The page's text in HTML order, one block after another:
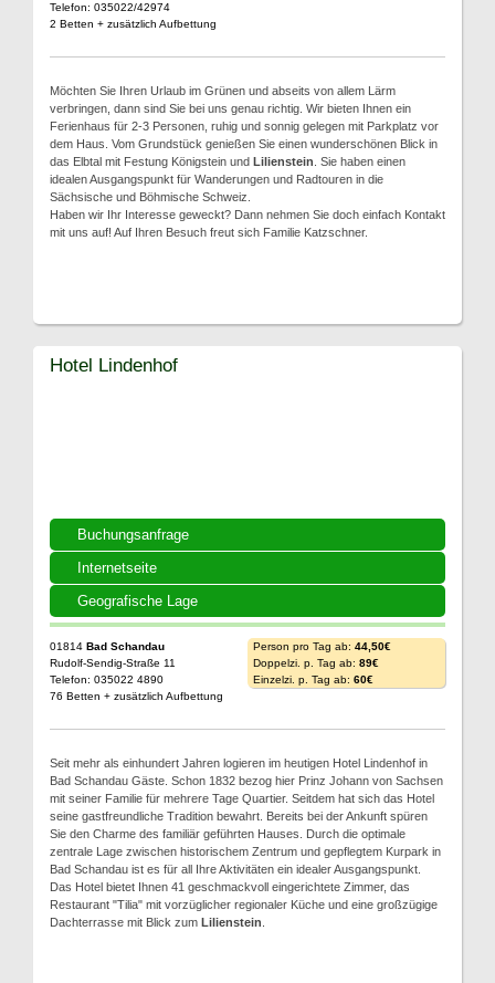
Telefon: 035022/42974
2 Betten + zusätzlich Aufbettung
Möchten Sie Ihren Urlaub im Grünen und abseits von allem Lärm
verbringen, dann sind Sie bei uns genau richtig. Wir bieten Ihnen ein
Ferienhaus für 2-3 Personen, ruhig und sonnig gelegen mit Parkplatz vor
dem Haus. Vom Grundstück genießen Sie einen wunderschönen Blick in
das Elbtal mit Festung Königstein und Lilienstein . Sie haben einen
idealen Ausgangspunkt für Wanderungen und Radtouren in die
Sächsische und Böhmische Schweiz.
Haben wir Ihr Interesse geweckt? Dann nehmen Sie doch einfach Kontakt
mit uns auf! Auf Ihren Besuch freut sich Familie Katzschner.
Buchungsanfrage
Internetseite
Geografische Lage
Hotel Lindenhof
01814 Bad Schandau
Rudolf-Sendig-Straße 11
Telefon: 035022 4890
76 Betten + zusätzlich Aufbettung
Person pro Tag ab: 44,50€
Doppelzi. p. Tag ab: 89€
Einzelzi. p. Tag ab: 60€
Seit mehr als einhundert Jahren logieren im heutigen Hotel Lindenhof in
Bad Schandau Gäste. Schon 1832 bezog hier Prinz Johann von Sachsen
mit seiner Familie für mehrere Tage Quartier. Seitdem hat sich das Hotel
seine gastfreundliche Tradition bewahrt. Bereits bei der Ankunft spüren
Sie den Charme des familiär geführten Hauses. Durch die optimale
zentrale Lage zwischen historischem Zentrum und gepflegtem Kurpark in
Bad Schandau ist es für all Ihre Aktivitäten ein idealer Ausgangspunkt.
Das Hotel bietet Ihnen 41 geschmackvoll eingerichtete Zimmer, das
Restaurant "Tilia" mit vorzüglicher regionaler Küche und eine großzügige
Dachterrasse mit Blick zum Lilienstein